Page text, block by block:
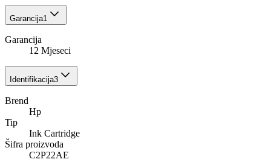
Garancija1
Garancija
12 Mjeseci
Identifikacija3
Brend
Hp
Tip
Ink Cartridge
Šifra proizvoda
C2P22AE